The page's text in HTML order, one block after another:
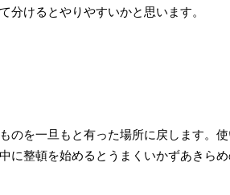
分けるとやりやすいかと思います。
のを一旦もと有った場所に戻します。
に整頓を始めるとうまくいかずあきらめ